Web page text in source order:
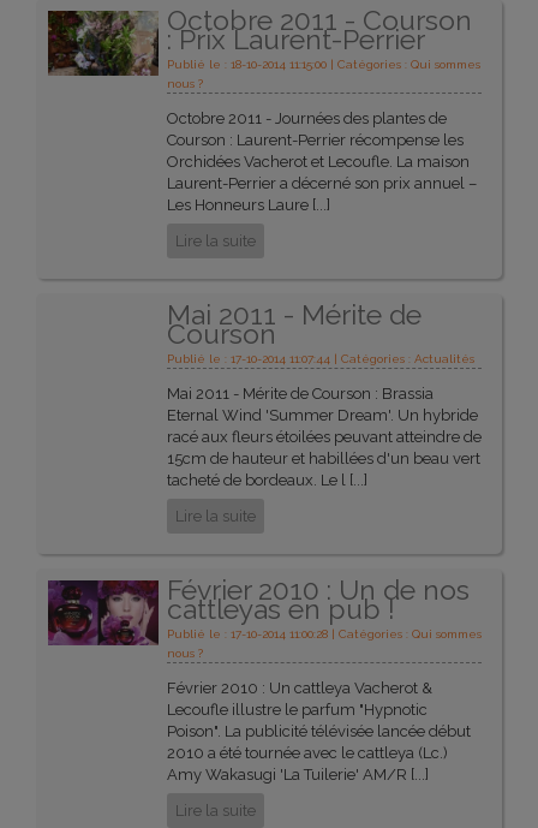
Octobre 2011 - Courson
: Prix Laurent-Perrier
Publié le : 18-10-2014 11:15:00 | Catégories : Qui sommes
nous ?
Octobre 2011 - Journées des plantes de
Courson : Laurent-Perrier récompense les
Orchidées Vacherot et Lecoufle. La maison
Laurent-Perrier a décerné son prix annuel –
Les Honneurs Laure [...]
Lire la suite
Mai 2011 - Mérite de
Courson
Publié le : 17-10-2014 11:07:44 | Catégories : Actualités
Mai 2011 - Mérite de Courson : Brassia
Eternal Wind 'Summer Dream'. Un hybride
racé aux fleurs étoilées peuvant atteindre de
15cm de hauteur et habillées d'un beau vert
tacheté de bordeaux. Le l [...]
Lire la suite
Février 2010 : Un de nos
cattleyas en pub !
Publié le : 17-10-2014 11:00:28 | Catégories : Qui sommes
nous ?
Février 2010 : Un cattleya Vacherot &
Lecoufle illustre le parfum "Hypnotic
Poison". La publicité télévisée lancée début
2010 a été tournée avec le cattleya (Lc.)
Amy Wakasugi 'La Tuilerie' AM/R [...]
Lire la suite